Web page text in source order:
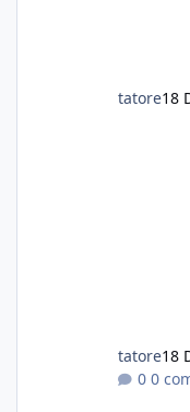
perche
mi
tatore18
tatore18
0